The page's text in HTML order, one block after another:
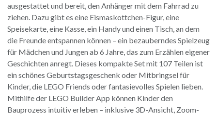
ausgestattet und bereit, den Anhänger mit dem Fahrrad zu
ziehen. Dazu gibt es eine Eismaskottchen-Figur, eine
Speisekarte, eine Kasse, ein Handy und einen Tisch, an dem
die Freunde entspannen können – ein bezauberndes Spielzeug
für Mädchen und Jungen ab 6 Jahre, das zum Erzählen eigener
Geschichten anregt. Dieses kompakte Set mit 107 Teilen ist
ein schönes Geburtstagsgeschenk oder Mitbringsel für
Kinder, die LEGO Friends oder fantasievolles Spielen lieben.
Mithilfe der LEGO Builder App können Kinder den
Bauprozess intuitiv erleben – inklusive 3D-Ansicht, Zoom-